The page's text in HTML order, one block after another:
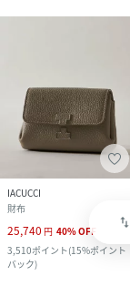
swap_vert
IACUCCI
財布
25,740 円 40%OFF
3,510ポイント(15%ポイント
バック)